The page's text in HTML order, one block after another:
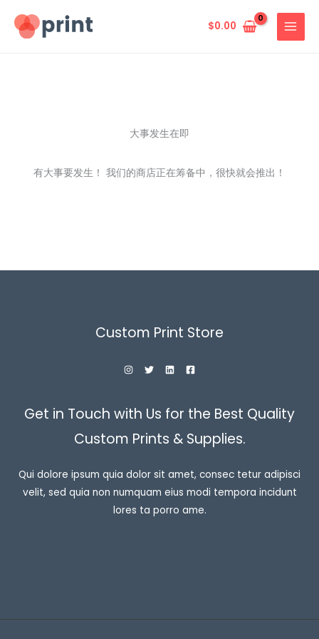
$0.00
大事发生在即
有大事要发生！ 我们的商店正在筹备中，很快就会推出！
Custom Print Store
Get in Touch with Us for the Best Quality
Custom Prints & Supplies.
Qui dolore ipsum quia dolor sit amet, consec tetur adipisci
velit, sed quia non numquam eius modi tempora incidunt
lores ta porro ame.